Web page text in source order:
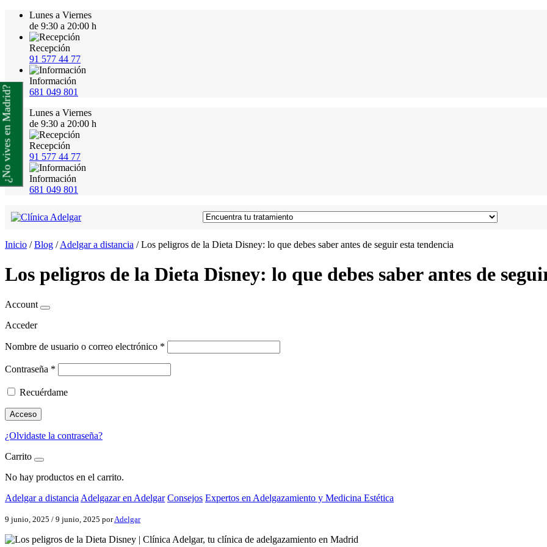
Lunes a Viernes
de 9:30 a 20:00 h
Recepción
91 577 44 77
Información
681 049 801
Lunes a Viernes
de 9:30 a 20:00 h
Recepción
91 577 44 77
Información
681 049 801
Inicio /Blog /Adelgar a distancia /Los peligros de la Dieta Disney: lo que debes saber antes de seguir esta tendencia
Los peligros de la Dieta Disney: lo que debes saber antes de
Account
Acceder
Nombre de usuario o correo electrónico *
Contraseña *
Recuérdame
Acceso
¿Olvidaste la contraseña?
Carrito
No hay productos en el carrito.
Adelgar a distancia Adelgazar en Adelgar Consejos Expertos en Adelgazamiento y Medicina Estética
9 junio, 2025 / 9 junio, 2025 porAdelgar
¿No vives en Madrid?